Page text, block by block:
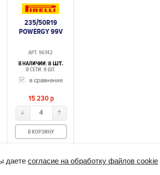
235/50R19
POWERGY 99V
АРТ. 96142
В НАЛИЧИИ: 8 ШТ.
В СЕТИ: 8 ШТ.
в сравнение
15 230p
4
В КОРЗИНУ
Легковые шины Диски Грузовые
даете согласие на обработку файлов cookie